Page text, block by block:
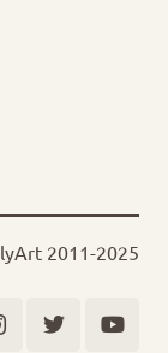
2011-2025